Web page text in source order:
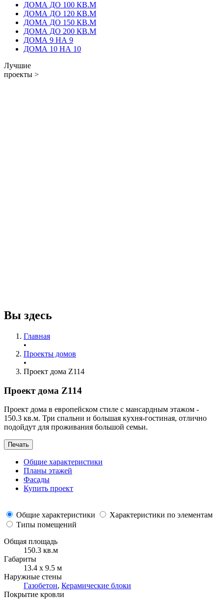
ДОМА ДО 100 КВ.М
ДОМА ДО 120 КВ.М
ДОМА ДО 150 КВ.М
ДОМА ДО 200 КВ.М
ДОМА 9 НА 9
ДОМА 10 НА 10
Лучшие
проекты >
Вы здесь
Главная
•
Проекты домов
•
Проект дома Z114
Проект дома Z114
Проект дома в европейском стиле с мансардным этажом -
150.3 кв.м. Три спальни и большая кухня-гостиная, отлично
подойдут для проживания большой семьи.
Общие характеристики
Планы этажей
Фасады
Купить проект
Общие характеристики
Характеристики по элементам
Типы помещений
Общая площадь
150.3 кв.м
Габариты
13.4 x 9.5 м
Наружные стены
Газобетон, Керамические блоки
Покрытие кровли